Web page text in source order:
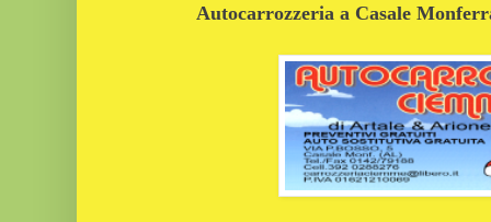
Autocarrozzeria a Casale